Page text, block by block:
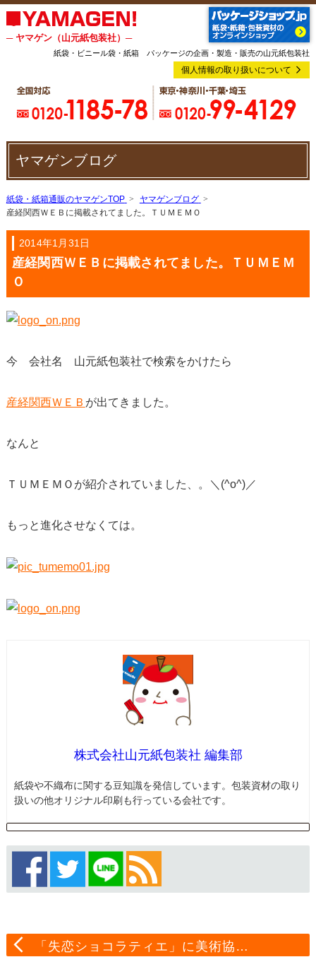
─ ヤマゲン（山元紙包装社）─
紙袋・ビニール袋・紙箱 パッケージの企画・製造・販売の山元紙包装社
個人情報の取り扱いについて
ヤマゲンブログ
紙袋・紙箱通販のヤマゲンTOP
ヤマゲンブログ
産経関西ＷＥＢに掲載されてました。ＴＵＭＥＭＯ
2014年1月31日
産経関西ＷＥＢに掲載されてました。ＴＵＭＥＭ
Ｏ
今 会社名 山元紙包装社で検索をかけたら
産経関西ＷＥＢ が出てきました。
なんと
ＴＵＭＥＭＯが紹介されていました、。＼(^o^)／
もっと進化させなくては。
株式会社山元紙包装社 編集部
紙袋や不織布に関する豆知識を発信しています。包装資材の取り
扱いの他オリジナル印刷も行っている会社です。
「失恋ショコラティエ」に美術協…